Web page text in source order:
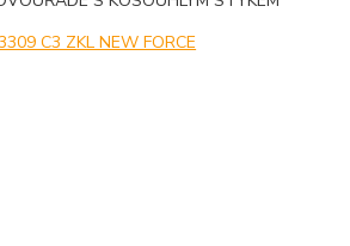
C3 ZKL NEW FORCE